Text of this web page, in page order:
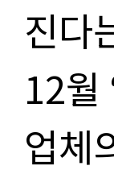
진다
12월
업체